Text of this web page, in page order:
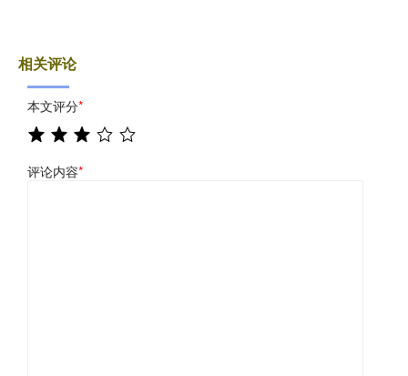
相关评论
本文评分*
评论内容*